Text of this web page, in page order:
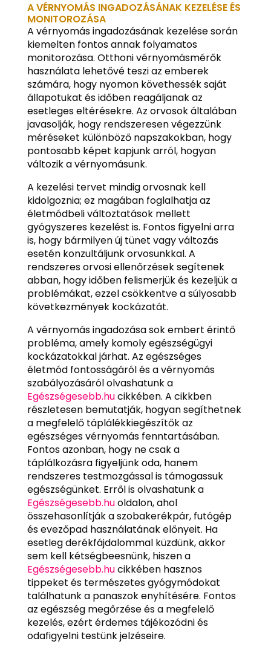
A VÉRNYOMÁS INGADOZÁSÁNAK KEZELÉSE ÉS
MONITOROZÁSA
A vérnyomás ingadozásának kezelése során
kiemelten fontos annak folyamatos
monitorozása. Otthoni vérnyomásmérők
használata lehetővé teszi az emberek
számára, hogy nyomon követhessék saját
állapotukat és időben reagáljanak az
esetleges eltérésekre. Az orvosok általában
javasolják, hogy rendszeresen végezzünk
méréseket különböző napszakokban, hogy
pontosabb képet kapjunk arról, hogyan
változik a vérnyomásunk.
A kezelési tervet mindig orvosnak kell
kidolgoznia; ez magában foglalhatja az
életmódbeli változtatások mellett
gyógyszeres kezelést is. Fontos figyelni arra
is, hogy bármilyen új tünet vagy változás
esetén konzultáljunk orvosunkkal. A
rendszeres orvosi ellenőrzések segítenek
abban, hogy időben felismerjük és kezeljük a
problémákat, ezzel csökkentve a súlyosabb
következmények kockázatát.
A vérnyomás ingadozása sok embert érintő
probléma, amely komoly egészségügyi
kockázatokkal járhat. Az egészséges
életmód fontosságáról és a vérnyomás
szabályozásáról olvashatunk a
Egészségesebb.hucikkében. A cikkben
részletesen bemutatják, hogyan segíthetnek
a megfelelő táplálékkiegészítők az
egészséges vérnyomás fenntartásában.
Fontos azonban, hogy ne csak a
táplálkozásra figyeljünk oda, hanem
rendszeres testmozgással is támogassuk
egészségünket. Erről is olvashatunk a
Egészségesebb.huoldalon, ahol
összehasonlítják a szobakerékpár, futógép
és evezőpad használatának előnyeit. Ha
esetleg derékfájdalommal küzdünk, akkor
sem kell kétségbeesnünk, hiszen a
Egészségesebb.hucikkében hasznos
tippeket és természetes gyógymódokat
találhatunk a panaszok enyhítésére. Fontos
az egészség megőrzése és a megfelelő
kezelés, ezért érdemes tájékozódni és
odafigyelni testünk jelzéseire.